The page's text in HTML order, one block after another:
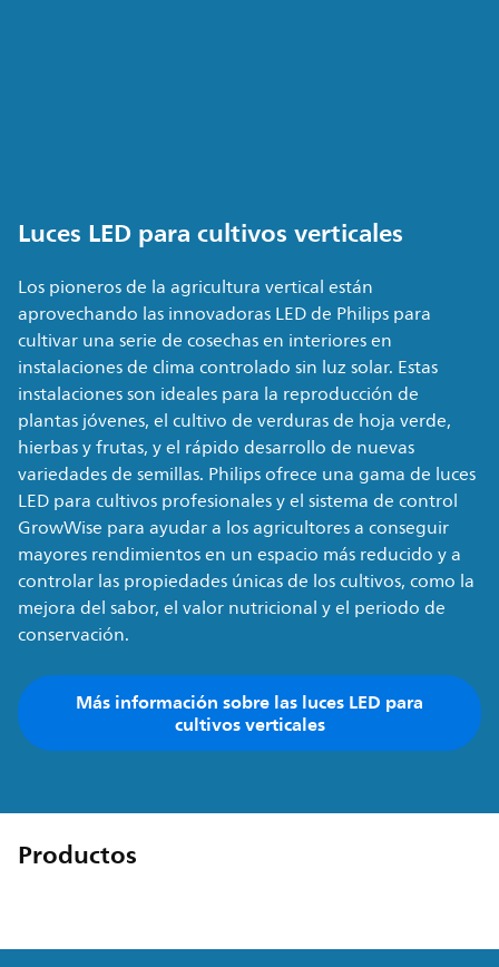
Luces LED para cultivos verticales
Los pioneros de la agricultura vertical están
aprovechando las innovadoras LED de Philips para
cultivar una serie de cosechas en interiores en
instalaciones de clima controlado sin luz solar. Estas
instalaciones son ideales para la reproducción de
plantas jóvenes, el cultivo de verduras de hoja verde,
hierbas y frutas, y el rápido desarrollo de nuevas
variedades de semillas. Philips ofrece una gama de luces
LED para cultivos profesionales y el sistema de control
GrowWise para ayudar a los agricultores a conseguir
mayores rendimientos en un espacio más reducido y a
controlar las propiedades únicas de los cultivos, como la
mejora del sabor, el valor nutricional y el periodo de
conservación.
Más información sobre las luces LED para
cultivos verticales
Productos